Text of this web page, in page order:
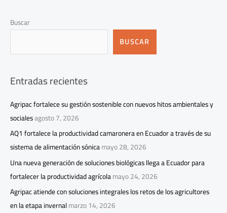
Buscar
BUSCAR
Entradas recientes
Agripac fortalece su gestión sostenible con nuevos hitos ambientales y
socialesagosto 7, 2026
AQ1 fortalece la productividad camaronera en Ecuador a través de su
sistema de alimentación sónicamayo 28, 2026
Una nueva generación de soluciones biológicas llega a Ecuador para
fortalecer la productividad agrícolamayo 24, 2026
Agripac atiende con soluciones integrales los retos de los agricultores
en la etapa invernalmarzo 14, 2026